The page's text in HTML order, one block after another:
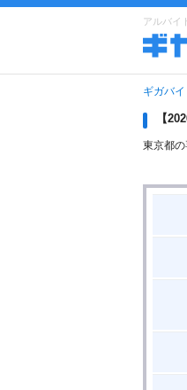
アルバイ
ギガバ
【
東京都